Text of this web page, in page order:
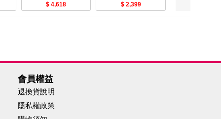
系列任選2件(循環透氣
塑身褲)-美
4,618
2,399
會員權益
退換貨說明
隱私權政策